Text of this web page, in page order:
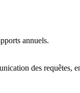
annuels.
des requêtes,